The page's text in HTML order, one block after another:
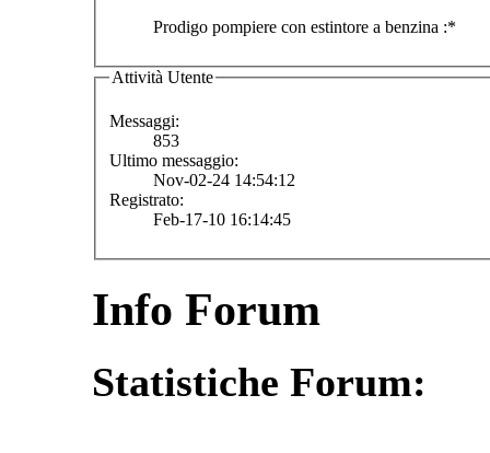
Prodigo pompiere con estintore a benzina :*
Attività Utente
Messaggi:
853
Ultimo messaggio:
Nov-02-24 14:54:12
Registrato:
Feb-17-10 16:14:45
Info Forum
Statistiche Forum: